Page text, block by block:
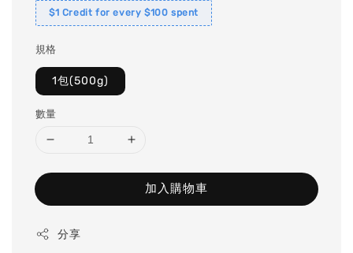
$1 Credit for every $100 spent
規格
1包(500g)
數量
加入購物車
分享